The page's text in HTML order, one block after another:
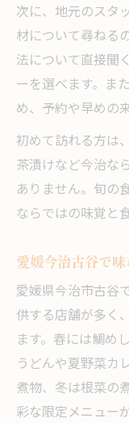
次に、地元のスタ
材について尋ねる
法について直接聞
ーを選べます。ま
め、予約や早めの
初めて訪れる方は
茶漬けなど今治な
ありません。旬の
ならではの味覚と
愛媛今治古谷で
愛媛県今治市古谷
供する店舗が多く
ます。春には鯛め
うどんや夏野菜カ
煮物、冬は根菜の
彩な限定メニュー